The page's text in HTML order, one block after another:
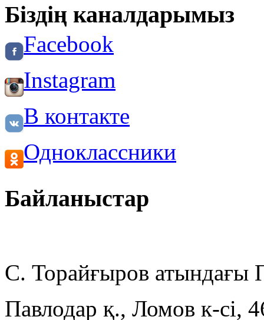
Біздің каналдарымыз
Facebook
Instagram
В контакте
Одноклассники
Байланыстар
С. Торайғыров
Павлодар қ., Ломов к-сі,